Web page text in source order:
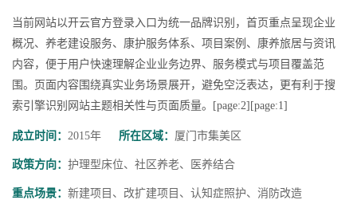
当前网站以开云官方登录入口为统一品牌识别，首页重点呈现企业
概况、养老建设服务、康护服务体系、项目案例、康养旅居与资讯
内容，便于用户快速理解企业业务边界、服务模式与项目覆盖范
围。页面内容围绕真实业务场景展开，避免空泛表达，更有利于搜
索引擎识别网站主题相关性与页面质量。[page:2][page:1]
成立时间： 2015年 所在区域： 厦门市集美区
政策方向： 护理型床位、社区养老、医养结合
重点场景： 新建项目、改扩建项目、认知症照护、消防改造